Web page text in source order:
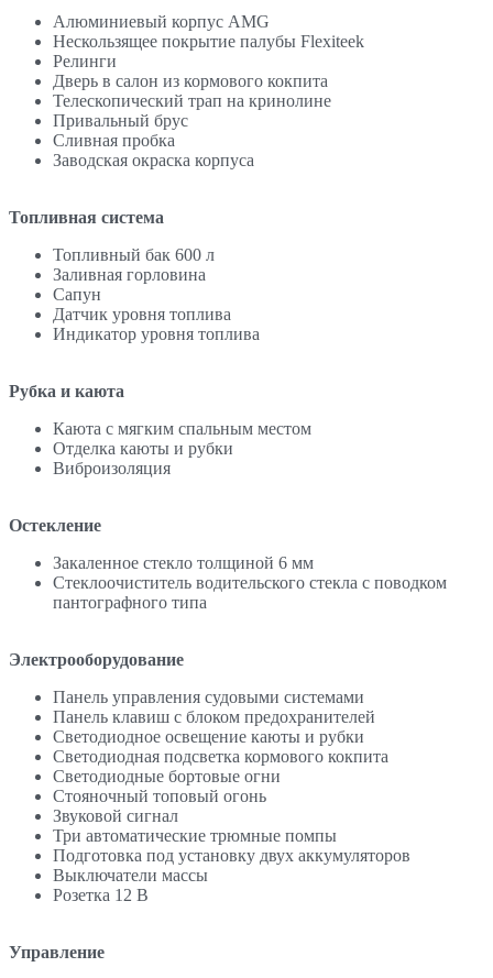
Алюминиевый корпус AMG
Нескользящее покрытие палубы Flexiteek
Релинги
Дверь в салон из кормового кокпита
Телескопический трап на кринолине
Привальный брус
Сливная пробка
Заводская окраска корпуса
Топливная система
Топливный бак 600 л
Заливная горловина
Сапун
Датчик уровня топлива
Индикатор уровня топлива
Рубка и каюта
Каюта с мягким спальным местом
Отделка каюты и рубки
Виброизоляция
Остекление
Закаленное стекло толщиной 6 мм
Стеклоочиститель водительского стекла с поводком
пантографного типа
Электрооборудование
Панель управления судовыми системами
Панель клавиш с блоком предохранителей
Светодиодное освещение каюты и рубки
Светодиодная подсветка кормового кокпита
Светодиодные бортовые огни
Стояночный топовый огонь
Звуковой сигнал
Три автоматические трюмные помпы
Подготовка под установку двух аккумуляторов
Выключатели массы
Розетка 12 В
Управление